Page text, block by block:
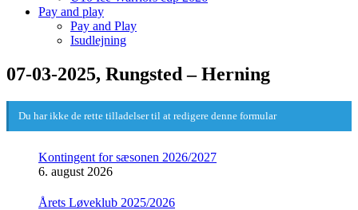
Pay and play
Pay and Play
Isudlejning
07-03-2025, Rungsted – Herning
Du har ikke de rette tilladelser til at redigere denne formular
Kontingent for sæsonen 2026/2027
6. august 2026
Årets Løveklub 2025/2026